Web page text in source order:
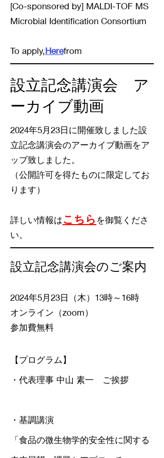
[Co-sponsored by] MALDI-TOF MS
Microbial Identification Consortium
To apply,Herefrom
設立記念講演会 ア
ーカイブ動画
2024年5月23日に開催致しました設
立記念講演会のアーカイブ動画をア
ップ致しました。
（公開許可を得たものに限定してお
ります）
詳しい情報はこちら を御覧くださ
い。
設立記念講演会のご案内
2024年5月23日（木）13時～16時
オンライン（zoom）
参加費無料
【プログラム】
・代表理事 中山 素一 ご挨拶
・基調講演
「食品の微生物学的安全性に関する